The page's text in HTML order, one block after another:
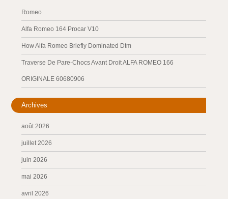
Romeo
Alfa Romeo 164 Procar V10
How Alfa Romeo Briefly Dominated Dtm
Traverse De Pare-Chocs Avant Droit ALFA ROMEO 166
ORIGINALE 60680906
Archives
août 2026
juillet 2026
juin 2026
mai 2026
avril 2026